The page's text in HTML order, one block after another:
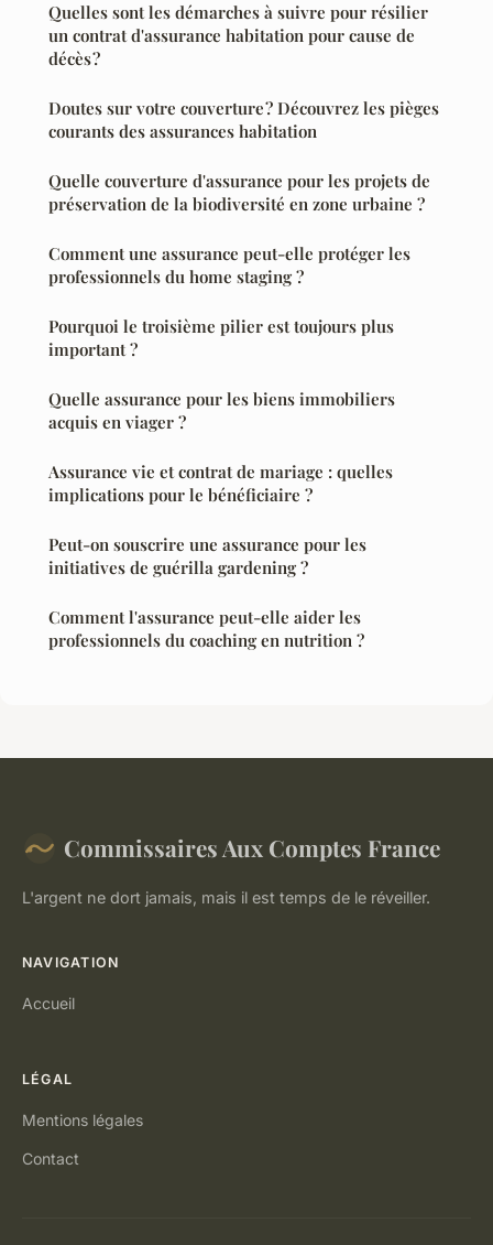
Quelles sont les démarches à suivre pour résilier
un contrat d'assurance habitation pour cause de
décès ?
Doutes sur votre couverture ? Découvrez les pièges
courants des assurances habitation
Quelle couverture d'assurance pour les projets de
préservation de la biodiversité en zone urbaine ?
Comment une assurance peut-elle protéger les
professionnels du home staging ?
Pourquoi le troisième pilier est toujours plus
important ?
Quelle assurance pour les biens immobiliers
acquis en viager ?
Assurance vie et contrat de mariage : quelles
implications pour le bénéficiaire ?
Peut-on souscrire une assurance pour les
initiatives de guérilla gardening ?
Comment l'assurance peut-elle aider les
professionnels du coaching en nutrition ?
Commissaires Aux Comptes France
L'argent ne dort jamais, mais il est temps de le réveiller.
NAVIGATION
Accueil
LÉGAL
Mentions légales
Contact